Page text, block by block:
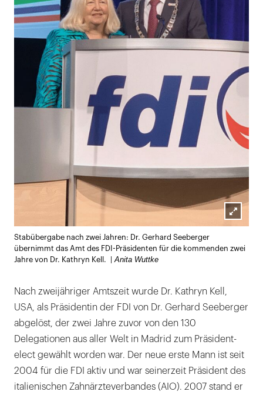
öffnen
Stabübergabe nach zwei Jahren: Dr. Gerhard Seeberger
übernimmt das Amt des FDI-Präsidenten für die kommenden zwei
Jahre von Dr. Kathryn Kell. | Anita Wuttke
Nach zweijähriger Amtszeit wurde Dr. Kathryn Kell,
USA, als Präsidentin der FDI von Dr. Gerhard Seeberger
abgelöst, der zwei Jahre zuvor von den 130
Delegationen aus aller Welt in Madrid zum Präsident-
elect gewählt worden war. Der neue erste Mann ist seit
2004 für die FDI aktiv und war seinerzeit Präsident des
italienischen Zahnärzteverbandes (AIO). 2007 stand er